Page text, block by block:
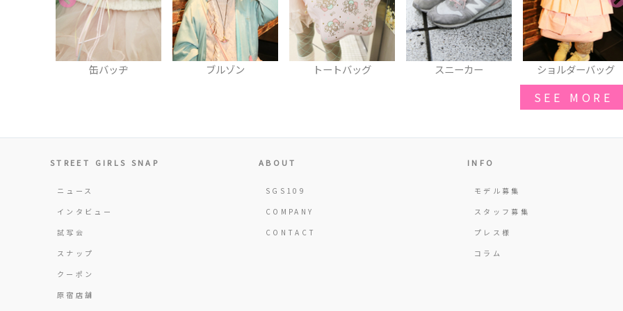
缶バッヂ ブルゾン トートバッグ スニーカー ショルダーバッグ
SEE MORE
STREET GIRLS SNAP
ニュース
インタビュー
試写会
スナップ
クーポン
原宿店舗
ABOUT
SGS109
COMPANY
CONTACT
INFO
モデル募集
スタッフ募集
プレス様
コラム